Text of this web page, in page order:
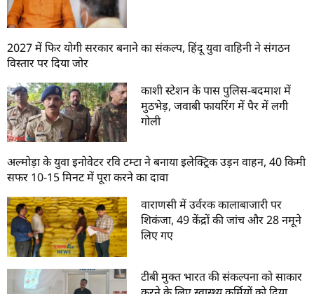
2027 में फिर योगी सरकार बनाने का संकल्प, हिंदू युवा वाहिनी ने संगठन
विस्तार पर दिया जोर
काशी स्टेशन के पास पुलिस-बदमाश में
मुठभेड़, जवाबी फायरिंग में पैर में लगी
गोली
अल्मोड़ा के युवा इनोवेटर रवि टम्टा ने बनाया इलेक्ट्रिक उड़न वाहन, 40 किमी
सफर 10-15 मिनट में पूरा करने का दावा
वाराणसी में उर्वरक कालाबाजारी पर
शिकंजा, 49 केंद्रों की जांच और 28 नमूने
लिए गए
टीबी मुक्त भारत की संकल्पना को साकार